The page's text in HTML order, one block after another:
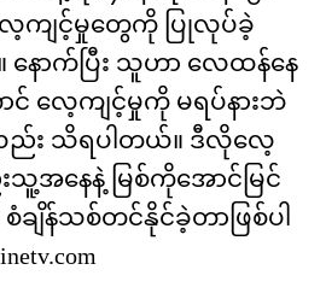
ကျင့်မှုတွေကို ပြုလုပ်ခဲ့
ာက်ပြီး သူဟာ လေထန်နေ
င် လေ့ကျင့်မှုကို မရပ်နားဘဲ
း သိရပါတယ်။ ဒီလိုလေ့
အနေနဲ့ မြစ်ကိုအောင်မြင်
စံချိန်သစ်တင်နိုင်ခဲ့တာဖြစ်ပါ